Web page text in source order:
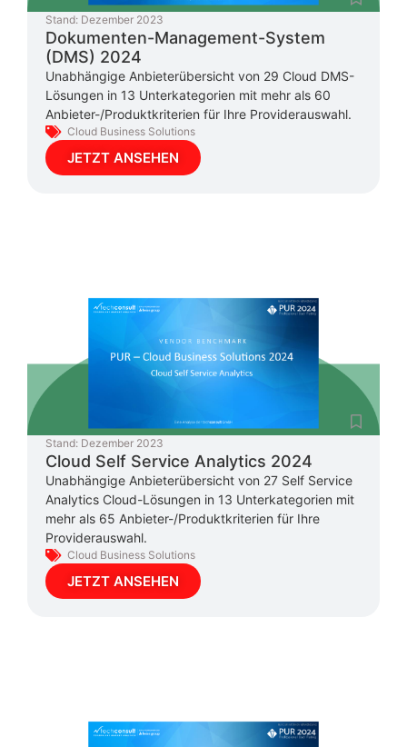
Stand: Dezember 2023
Dokumenten-Management-System
(DMS) 2024
Unabhängige Anbieterübersicht von 29 Cloud DMS-
Lösungen in 13 Unterkategorien mit mehr als 60
Anbieter-/Produktkriterien für Ihre Providerauswahl.
Cloud Business Solutions
JETZT ANSEHEN
Stand: Dezember 2023
Cloud Self Service Analytics 2024
Unabhängige Anbieterübersicht von 27 Self Service
Analytics Cloud-Lösungen in 13 Unterkategorien mit
mehr als 65 Anbieter-/Produktkriterien für Ihre
Providerauswahl.
Cloud Business Solutions
JETZT ANSEHEN